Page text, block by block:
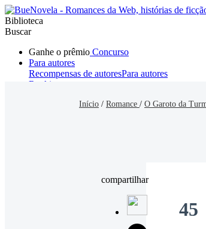
Biblioteca
Buscar
Ganhe o prêmio Concurso
Para autores
Recompensas de autoresPara autores
Ranking
Início / Romance / O Garoto da
compartilhar
45